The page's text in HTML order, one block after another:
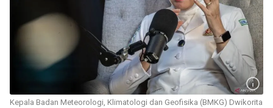
Kepala Badan Meteorologi, Klimatologi dan Geofisika (BMKG) Dwikorita